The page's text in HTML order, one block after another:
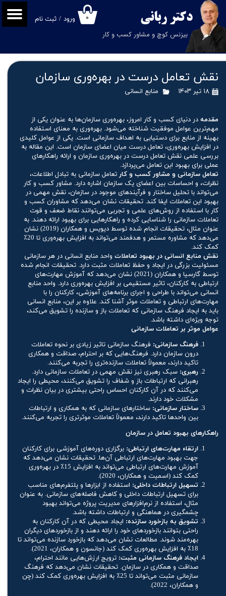
دکتر ربانی ۰
بیزنس کوچ و مشاور کسب و کار
ورود / ثبت نام
حساب کاربری من
تغییر گذر واژه
خروج از حساب کاربری
نقش تعامل درست در بهره‌وری سازمان
۱۸ تیر ۱۴۰۳ منابع انسانی
مقدمه در دنیای کسب و کار امروز، بهره‌وری سازمان‌ها به عنوان یکی از
مهم‌ترین عوامل موفقیت شناخته می‌شود. بهره‌وری به معنای استفاده
بهینه از منابع برای دستیابی به اهداف سازمانی است. یکی از عوامل کلیدی
در افزایش بهره‌وری، تعامل درست میان اعضای سازمان است. این مقاله به
بررسی علمی نقش تعامل درست در بهره‌وری سازمان و ارائه راهکارهای
عملی برای بهبود این تعامل می‌پردازد.
تعامل سازمانی و مشاور کسب و کار تعامل سازمانی به تبادل اطلاعات،
نظرات، و احساسات بین اعضای یک سازمان اشاره دارد. مشاور کسب و کار
می‌تواند با تحلیل ساختار و فرآیندهای موجود در سازمان، نقش مهمی در
بهبود این تعاملات ایفا کند. تحقیقات نشان می‌دهد که مشاوران کسب و
کار با استفاده از روش‌های علمی و تجربی می‌توانند نقاط ضعف و قوت
تعاملات سازمانی را شناسایی کرده و راهکارهایی برای بهبود ارائه دهند. به
عنوان مثال، تحقیقات انجام شده توسط دیویس و همکاران (2019) نشان
می‌دهد که مشاوره مستمر و هدفمند می‌تواند به افزایش بهره‌وری تا 20٪
کمک کند.
نقش منابع انسانی در بهبود تعاملات واحد منابع انسانی در هر سازمانی
مسئولیت بزرگی در ایجاد و حفظ تعاملات مثبت دارد. تحقیقات انجام شده
توسط گارسیا و همکاران (2021) نشان می‌دهد که آموزش مهارت‌های
ارتباطی به کارکنان، تاثیر مستقیمی بر افزایش بهره‌وری دارد. واحد منابع
انسانی می‌تواند با طراحی و اجرای برنامه‌های آموزشی، کارکنان را با
مهارت‌های ارتباطی و تعاملات موثر آشنا کند. علاوه بر این، منابع انسانی
باید به ایجاد فرهنگ سازمانی که تعاملات باز و سازنده را تشویق می‌کند،
توجه ویژه‌ای داشته باشد.
عوامل موثر بر تعاملات سازمانی
فرهنگ سازمانی: فرهنگ سازمانی تاثیر زیادی بر نحوه تعاملات
درون سازمان دارد. فرهنگ‌هایی که بر احترام، صداقت و همکاری
تاکید دارند، معمولاً تعاملات سازنده‌تری را تجربه می‌کنند.
رهبری: سبک رهبری نیز نقش مهمی در تعاملات سازمانی دارد.
رهبرانی که ارتباطات باز و شفاف را تشویق می‌کنند، محیطی را ایجاد
می‌کنند که در آن کارکنان احساس راحتی بیشتری در بیان نظرات و
مشکلات خود دارند.
ساختار سازمانی: ساختارهای سازمانی که به همکاری و ارتباطات
بین واحدها تاکید دارند، معمولاً تعاملات موثرتری را تجربه می‌کنند.
راهکارهای بهبود تعامل در سازمان
ارتقاء مهارت‌های ارتباطی: برگزاری دوره‌های آموزشی برای کارکنان
جهت بهبود مهارت‌های ارتباطی آن‌ها. تحقیقات نشان می‌دهد که
آموزش مهارت‌های ارتباطی می‌تواند به افزایش 15٪ در بهره‌وری
کمک کند (اسمیت و همکاران، 2020).
تسهیل ارتباطات داخلی: استفاده از ابزارها و پلتفرم‌های مناسب
برای تسهیل ارتباطات داخلی و کاهش فاصله‌های سازمانی. به عنوان
مثال، استفاده از نرم‌افزارهای مدیریت پروژه می‌تواند بهبود
چشمگیری در هماهنگی و ارتباطات داشته باشد.
تشویق به بازخورد سازنده: ایجاد محیطی که در آن کارکنان به
راحتی بتوانند بازخوردهای خود را ارائه دهند و از بازخوردهای دیگران
بهره‌مند شوند. مطالعات نشان می‌دهد که بازخورد سازنده می‌تواند تا
18٪ به افزایش بهره‌وری کمک کند (جانسون و همکاران، 2021).
ایجاد فرهنگ سازمانی مثبت: ترویج ارزش‌هایی مانند احترام،
صداقت و همکاری در سازمان. تحقیقات نشان می‌دهد که فرهنگ
سازمانی مثبت می‌تواند تا 25٪ به افزایش بهره‌وری کمک کند (چن
و همکاران، 2022).